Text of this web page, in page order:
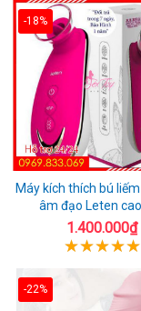
-18%
Máy kích thích bú
âm đạo Leten
1.400.000₫
-22%